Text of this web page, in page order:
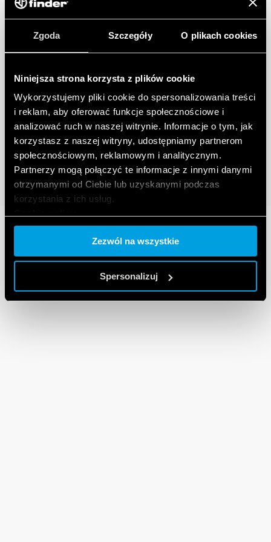
Zgoda Szczegóły O plikach cookies
Niniejsza strona korzysta z plików cookie
Wykorzystujemy pliki cookie do spersonalizowania treści
i reklam, aby oferować funkcje społecznościowe i
analizować ruch w naszej witrynie. Informacje o tym, jak
korzystasz z naszej witryny, udostępniamy partnerom
społecznościowym, reklamowym i analitycznym.
Partnerzy mogą połączyć te informacje z innymi danymi
otrzymanymi od Ciebie lub uzyskanymi podczas
korzystania z ich usług.
Zezwól na wszystkie
Spersonalizuj